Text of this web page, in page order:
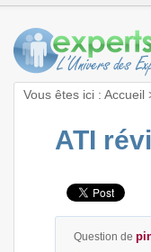
Vous êtes ici : Accueil
ATI
Question de